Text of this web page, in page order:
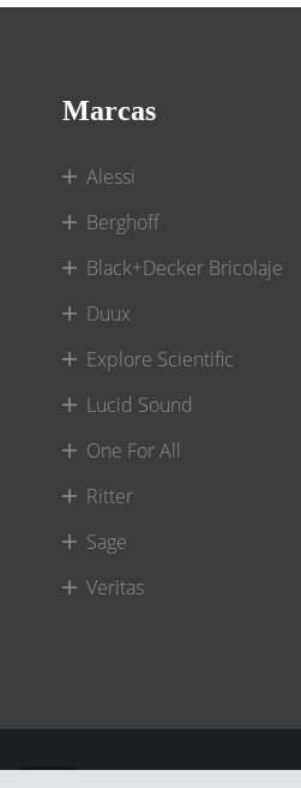
Marcas
Alessi
Berghoff
Black+Decker Bricolaje
Duux
Explore Scientific
Lucid Sound
One For All
Ritter
Sage
Veritas